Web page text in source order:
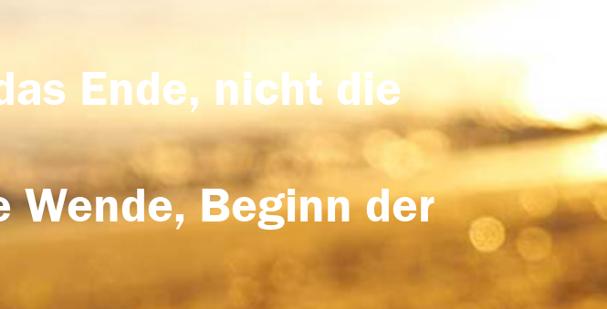
Ende, nicht die
Wende, Beginn der